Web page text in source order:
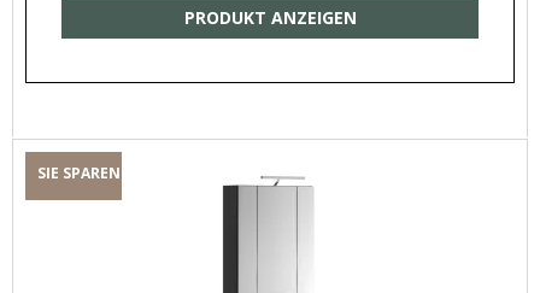
PRODUKT ANZEIGEN
SIE SPAREN